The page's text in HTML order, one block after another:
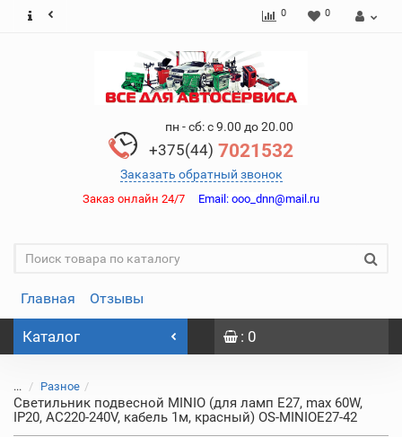
0 0
пн - сб: с 9.00 до 20.00
+375(44) 7021532
Заказать обратный звонок
Заказ онлайн 24/7 Email: ooo_dnn@mail.ru
Главная Отзывы
Каталог : 0
... Разное
Светильник подвесной MINIO (для ламп Е27, max 60W,
IP20, AC220-240V, кабель 1м, красный) OS-MINIOE27-42